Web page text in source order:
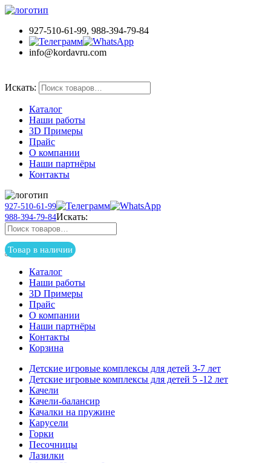
927-510-61-99, 988-394-79-84
info@kordavru.com
Искать:
Каталог
Наши работы
3D Примеры
Прайс
О компании
Наши партнёры
Контакты
927-510-61-99
988-394-79-84Искать:
Товар в наличии
Каталог
Наши работы
3D Примеры
Прайс
О компании
Наши партнёры
Контакты
Корзина
Детские игровые комплексы для детей 3-7 лет
Детские игровые комплексы для детей 5 -12 лет
Качели
Качели-балансир
Качалки на пружине
Карусели
Горки
Песочницы
Лазилки